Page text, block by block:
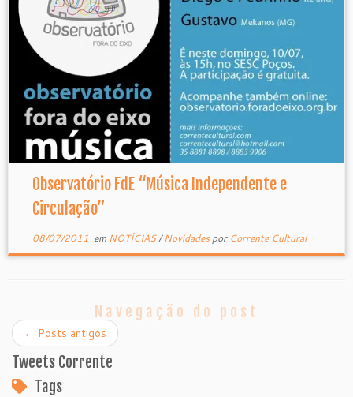
Observatório FdE “Música Independente e
Circulação”
08/07/2011 em NOTÍCIAS/Novidades por Corrente Cultural
Navegação do post
← Posts antigos
Tweets Corrente
Tags